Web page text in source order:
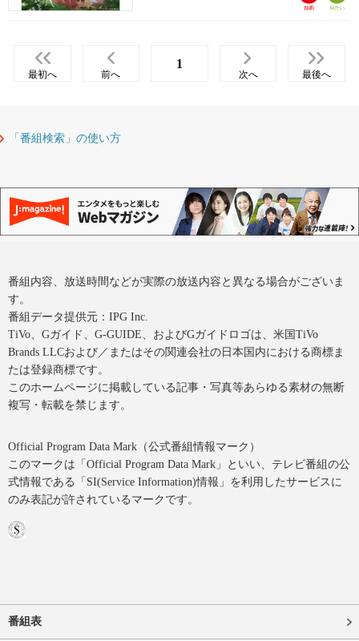
最初へ 前へ
1
次へ 最後へ
「番組検索」の使い方
番組内容、放送時間などが実際の放送内容と異なる場合がございま
す。
番組データ提供元：IPG Inc.
TiVo、Gガイド、G-GUIDE、およびGガイドロゴは、米国TiVo
Brands LLCおよび／またはその関連会社の日本国内における商標ま
たは登録商標です。
このホームページに掲載している記事・写真等あらゆる素材の無断
複写・転載を禁じます。
Official Program Data Mark（公式番組情報マーク）
このマークは「Official Program Data Mark」といい、テレビ番組の公
式情報である「SI(Service Information)情報」を利用したサービスに
のみ表記が許されているマークです。
番組表